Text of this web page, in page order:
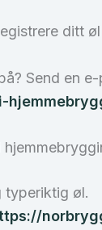
ditt
Send en
typeriktig øl.